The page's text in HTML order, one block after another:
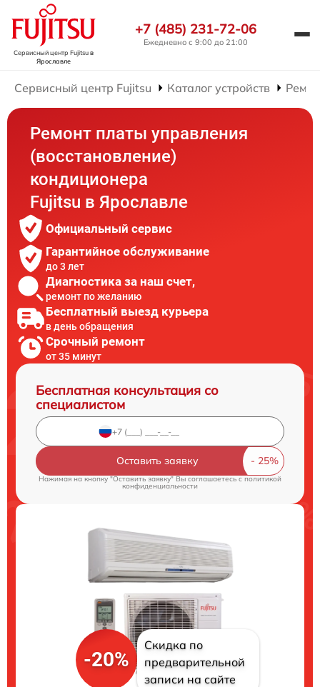
Сервисный центр Fujitsuв
Ярославле
+7 (485) 231-72-06
Ежедневно с 9:00 до 21:00
Сервисный центр Fujitsu Каталог устройств
Ремонт платы управления
(восстановление)
кондиционера
Fujitsu в Ярославле
Официальный сервис
Гарантийное обслуживание
до 3 лет
Диагностика за наш счет,
ремонт по желанию
Бесплатный выезд курьера
в день обращения
Срочный ремонт
от 35 минут
Бесплатная консультация со
специалистом
Оставить заявку
Нажимая на кнопку "Оставить заявку" Вы соглашаетесь cполитикой
конфиденциальности
-20%
Скидка по
предварительной
записи на сайте